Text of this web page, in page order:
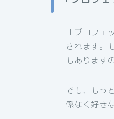
「プロフェ
されます。
もありますの
でも、もっ
係なく好き